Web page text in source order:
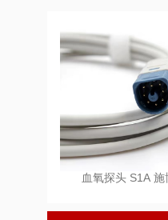
血氧探头 S1A 施